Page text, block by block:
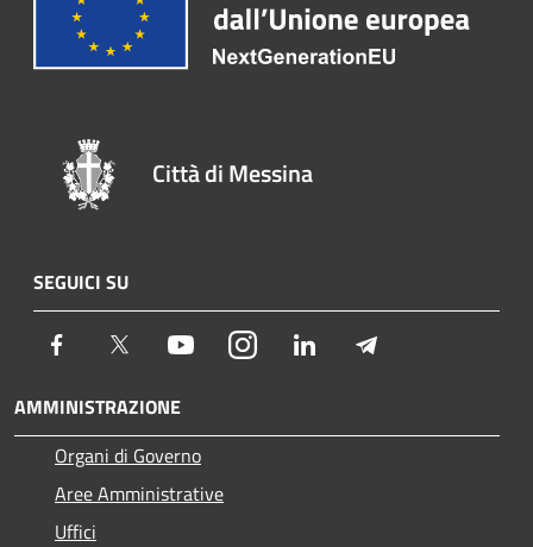
Città di Messina
SEGUICI SU
Facebook Twitter YoutubeInstagram LinkedIn
AMMINISTRAZIONE
Organi di Governo
Aree Amministrative
Uffici